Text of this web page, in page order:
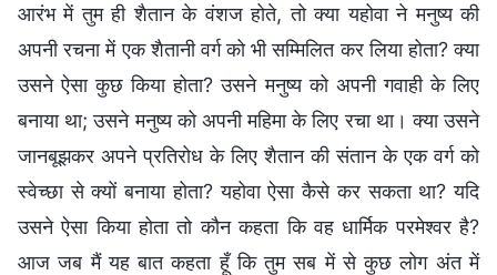
आरंभ में तुम ही शैतान के वंशज होते, तो क्या यहोवा ने मनुष्य की
अपनी रचना में एक शैतानी वर्ग को भी सम्मिलित कर लिया होता? क्या
उसने ऐसा कुछ किया होता? उसने मनुष्य को अपनी गवाही के लिए
बनाया था; उसने मनुष्य को अपनी महिमा के लिए रचा था। क्या उसने
जानबूझकर अपने प्रतिरोध के लिए शैतान की संतान के एक वर्ग को
स्वेच्छा से क्यों बनाया होता? यहोवा ऐसा कैसे कर सकता था? यदि
उसने ऐसा किया होता तो कौन कहता कि वह धार्मिक परमेश्वर है?
आज जब मैं यह बात कहता हूँ कि तुम सब में से कुछ लोग अंत में